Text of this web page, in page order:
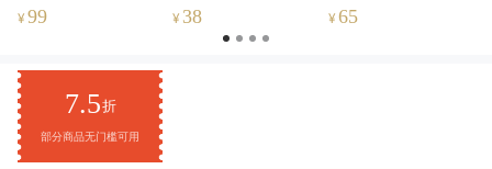
¥ 99 ¥ 38 ¥ 65
7.5折
部分商品无门槛可用